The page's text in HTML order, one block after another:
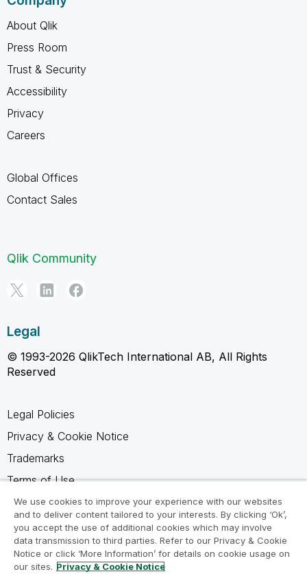
About Qlik
Press Room
Trust & Security
Accessibility
Privacy
Careers
Global Offices
Contact Sales
Qlik Community
Legal
© 1993-2026 QlikTech International AB, All Rights
Reserved
Legal Policies
Privacy & Cookie Notice
Trademarks
Terms of Use
Legal Agreements
Product Terms
Do not share my info
We use cookies to improve your experience with our websites
and to deliver content tailored to your interests. By clicking ‘Ok’,
you accept the use of additional cookies which may involve
data transmission to third parties. Refer to our Privacy & Cookie
Notice or click ‘More Information’ for details on cookie usage on
our sites. Privacy & Cookie Notice